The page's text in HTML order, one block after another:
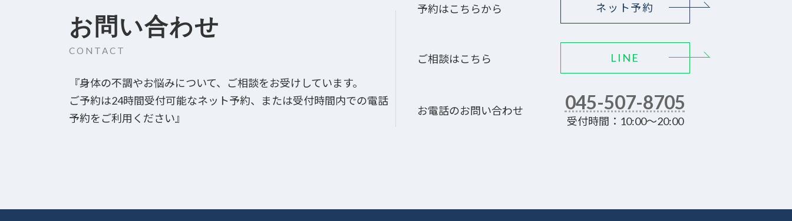
お問い合わせ
CONTACT
『身体の不調やお悩みについて、ご相談をお受けしています。
ご予約は24時間受付可能なネット予約、または受付時間内での電話
予約をご利用ください』
予約はこちらから ネット予約
ご相談はこちら LINE
お電話のお問い合わせ 045-507-8705
受付時間：10:00～20:00